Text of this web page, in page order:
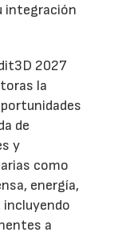
integración
2027
la
de
y
como
energía,
incluyendo
a